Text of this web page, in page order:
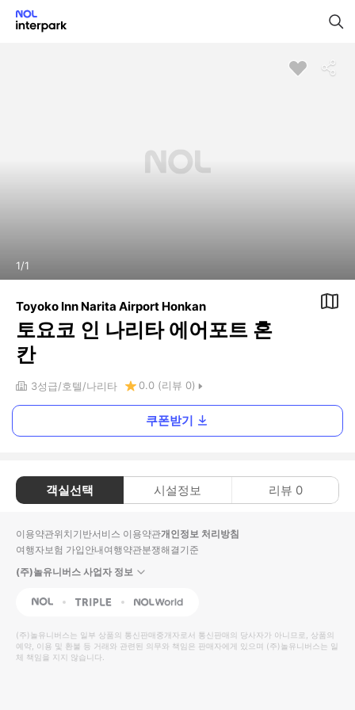
1/1
Toyoko Inn Narita Airport Honkan
토요코 인 나리타 에어포트 혼
칸
3성급 호텔 나리타 0.0 (리뷰 0)
쿠폰받기
객실선택 시설정보 리뷰 0
이용약관위치기반서비스 이용약관개인정보 처리방침
여행자보험 가입안내여행약관분쟁해결기준
(주)놀유니버스 사업자 정보
NOL Triple Interpark Global
(주)놀유니버스는 일부 상품의 통신판매중개자로서 통신판매의 당사자가 아니므로, 상품의
예약, 이용 및 환불 등 거래와 관련된 의무와 책임은 판매자에게 있으며 (주)놀유니버스는 일
체 책임을 지지 않습니다.